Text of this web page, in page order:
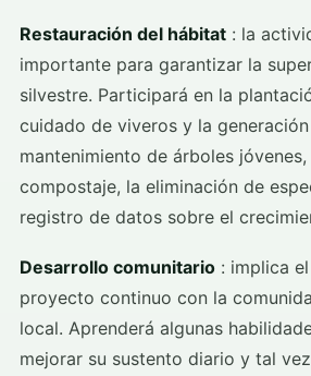
Restauración del hábitat : la
importante para garantizar la
silvestre. Participará en la
cuidado de viveros y la
mantenimiento de árboles
compostaje, la eliminación de
registro de datos sobre el
Desarrollo comunitario : implica
proyecto continuo con la
local. Aprenderá algunas
mejorar su sustento diario y tal